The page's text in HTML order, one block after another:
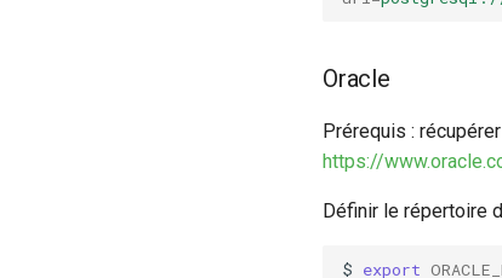
Oracle
Prérequis :
https://
Définir le répertoire
$ export